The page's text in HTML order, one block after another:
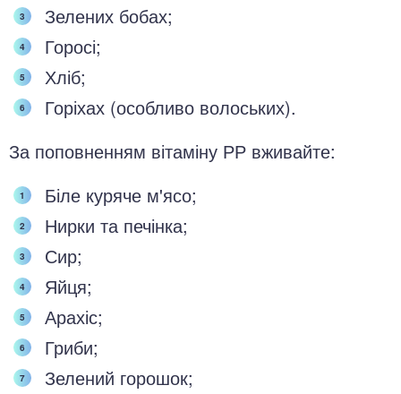
Зелених бобах;
Горосі;
Хліб;
Горіхах (особливо волоських).
За поповненням вітаміну РР вживайте:
Біле куряче м'ясо;
Нирки та печінка;
Сир;
Яйця;
Арахіс;
Гриби;
Зелений горошок;